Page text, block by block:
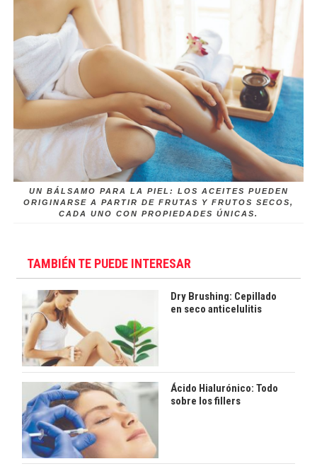
UN BÁLSAMO PARA LA PIEL: LOS ACEITES PUEDEN
ORIGINARSE A PARTIR DE FRUTAS Y FRUTOS SECOS,
CADA UNO CON PROPIEDADES ÚNICAS.
TAMBIÉN TE PUEDE INTERESAR
Dry Brushing: Cepillado
en seco anticelulitis
Ácido Hialurónico: Todo
sobre los fillers